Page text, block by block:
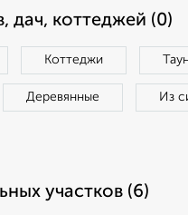
коттеджей (0)
Коттеджи
Деревянные Из
участков (6)